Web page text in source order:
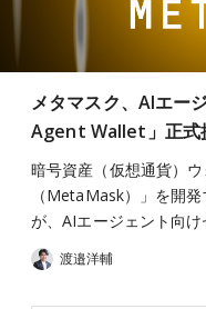
メタマスク、AIエー
Agent Wallet」正式
暗号資産（仮想通貨）
（MetaMask）」を開
が、AIエージェント向
渡邉洋輔